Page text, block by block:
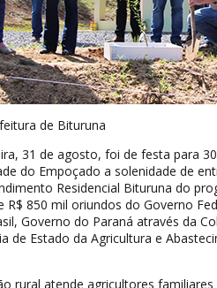
de Bituruna
31 de agosto, foi de festa para
do Empoçado a solenidade de
Residencial Bituruna do
R$ 850 mil oriundos do Governo
Governo do Paraná através da
de Estado da Agricultura e
rural atende agricultores